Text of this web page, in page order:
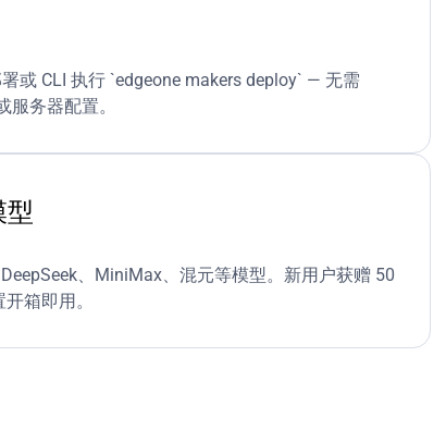
或 CLI 执行 `edgeone makers deploy` — 无需
服务器配置。
型
、MiniMax、混元等模型。新用户获赠 50
箱即用。